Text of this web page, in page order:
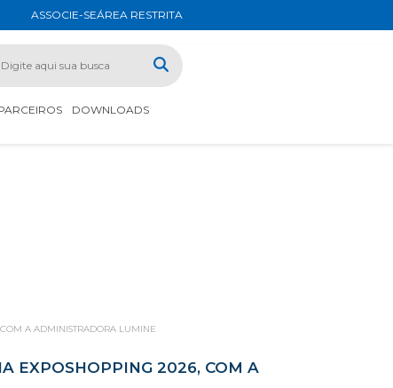
ASSOCIE-SEÁREA RESTRITA
DOWNLOADS
COM A ADMINISTRADORA LUMINE
EXPOSHOPPING 2026, COM A